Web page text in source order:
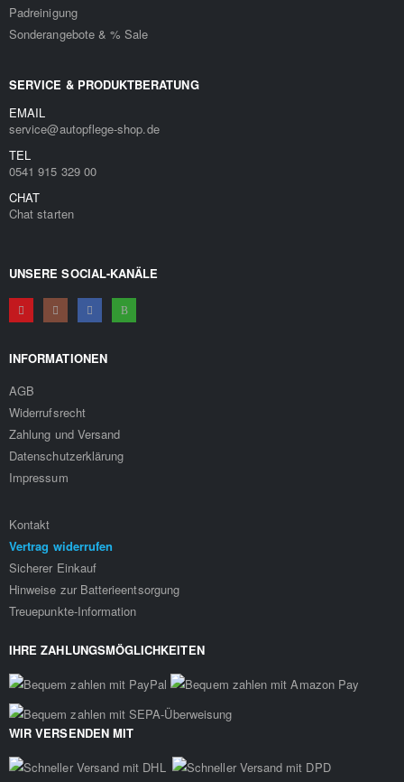
Padreinigung
Sonderangebote & % Sale
SERVICE & PRODUKTBERATUNG
EMAIL
service@autopflege-shop.de
TEL
0541 915 329 00
CHAT
Chat starten
UNSERE SOCIAL-KANÄLE
INFORMATIONEN
AGB
Widerrufsrecht
Zahlung und Versand
Datenschutzerklärung
Impressum
Kontakt
Vertrag widerrufen
Sicherer Einkauf
Hinweise zur Batterieentsorgung
Treuepunkte-Information
IHRE ZAHLUNGSMÖGLICHKEITEN
WIR VERSENDEN MIT